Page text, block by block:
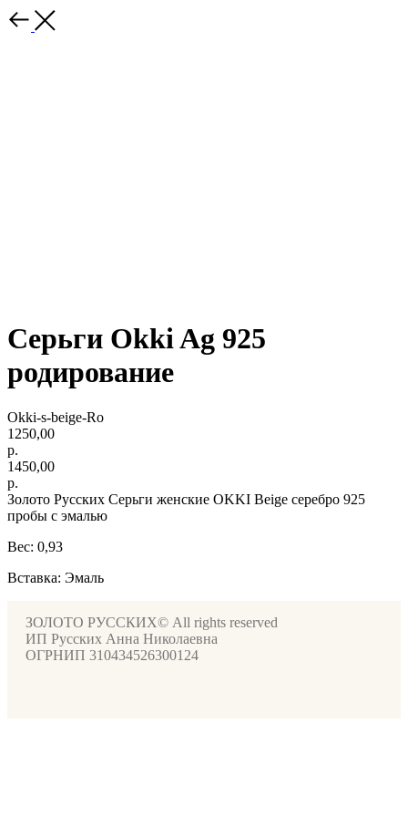
Серьги Okki Ag 925
родирование
Okki-s-beige-Ro
1250,00
р.
1450,00
р.
Золото Русских Серьги женские OKKI Beige серебро 925
пробы с эмалью
Вес: 0,93
Вставка: Эмаль
ЗОЛОТО РУССКИХ© All rights reserved
ИП Русских Анна Николаевна
ОГРНИП 310434526300124